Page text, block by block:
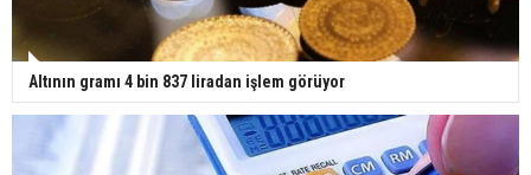
Altının gramı 4 bin 837 liradan işlem görüyor